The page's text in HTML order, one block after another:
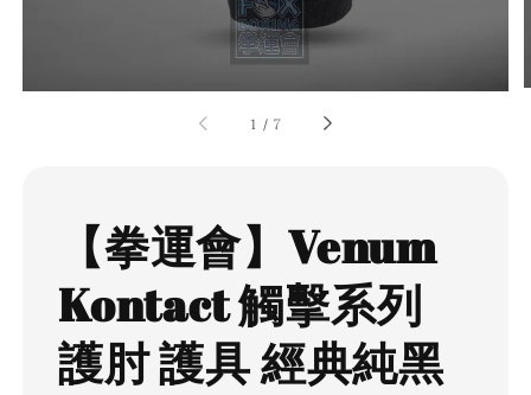
1 / 7
【拳運會】Venum
Kontact 觸擊系列
護肘 護具 經典純黑